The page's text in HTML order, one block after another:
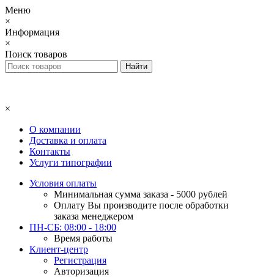
Меню
×
Информация
×
Поиск товаров
×
О компании
Доставка и оплата
Контакты
Услуги типографии
Условия оплаты
Минимальная сумма заказа - 5000 рублей
Оплату Вы производите после обработки
заказа менеджером
ПН-СБ: 08:00 - 18:00
Время работы
Клиент-центр
Регистрация
Авторизация